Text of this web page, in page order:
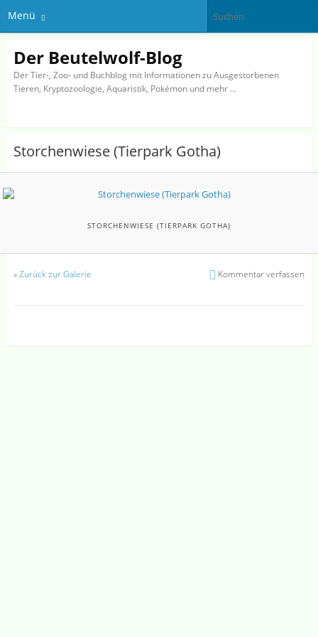
Menü
Der Beutelwolf-Blog
Der Tier-, Zoo- und Buchblog mit Informationen zu Ausgestorbenen
Tieren, Kryptozoologie, Aquaristik, Pokémon und mehr …
Storchenwiese (Tierpark Gotha)
STORCHENWIESE (TIERPARK GOTHA)
«Zurück zur Galerie Kommentar verfassen